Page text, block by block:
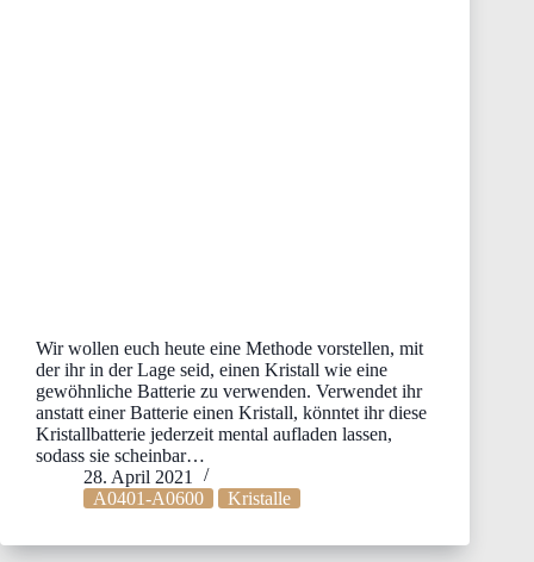
Wir wollen euch heute eine Methode vorstellen, mit
der ihr in der Lage seid, einen Kristall wie eine
gewöhnliche Batterie zu verwenden. Verwendet ihr
anstatt einer Batterie einen Kristall, könntet ihr diese
Kristallbatterie jederzeit mental aufladen lassen,
sodass sie scheinbar…
28. April 2021
A0401-A0600
Kristalle